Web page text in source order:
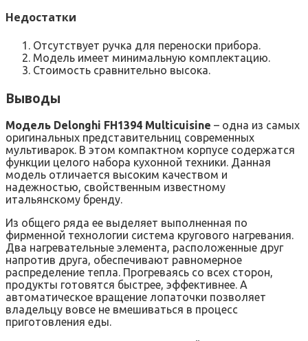
Недостатки
Отсутствует ручка для переноски прибора.
Модель имеет минимальную комплектацию.
Стоимость сравнительно высока.
Выводы
Модель Delonghi FH1394 Multicuisine – одна из самых
оригинальных представительниц современных
мультиварок. В этом компактном корпусе содержатся
функции целого набора кухонной техники. Данная
модель отличается высоким качеством и
надежностью, свойственным известному
итальянскому бренду.
Из общего ряда ее выделяет выполненная по
фирменной технологии система кругового нагревания.
Два нагревательные элемента, расположенные друг
напротив друга, обеспечивают равномерное
распределение тепла. Прогреваясь со всех сторон,
продукты готовятся быстрее, эффективнее. А
автоматическое вращение лопаточки позволяет
владельцу вовсе не вмешиваться в процесс
приготовления еды.